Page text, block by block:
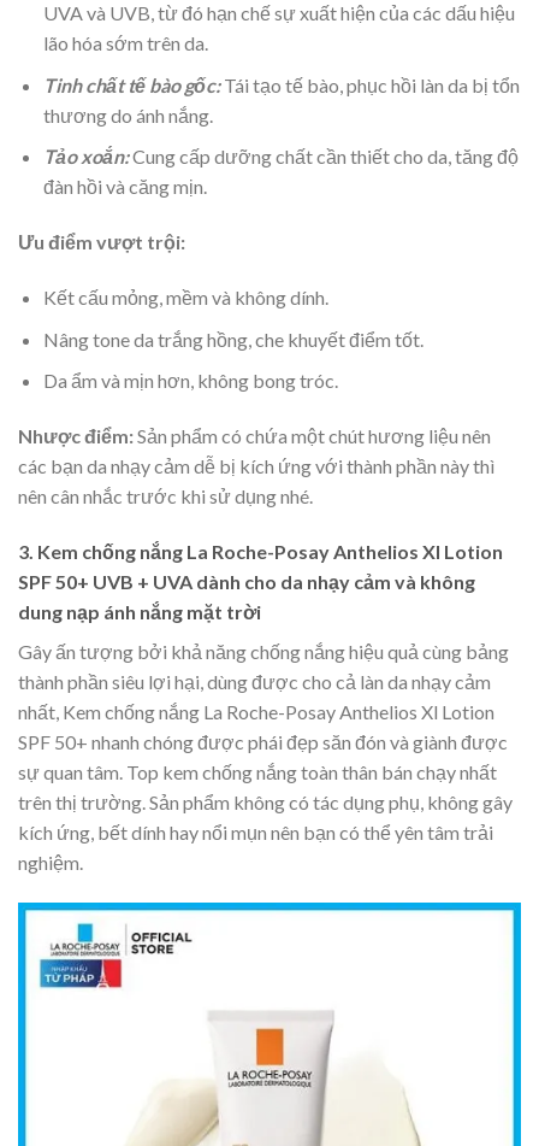
UVA và UVB, từ đó hạn chế sự xuất hiện của các dấu hiệu
lão hóa sớm trên da.
Tinh chất tế bào gốc:Tái tạo tế bào, phục hồi làn da bị tổn
thương do ánh nắng.
Tảo xoắn:Cung cấp dưỡng chất cần thiết cho da, tăng độ
đàn hồi và căng mịn.
Ưu điểm vượt trội:
Kết cấu mỏng, mềm và không dính.
Nâng tone da trắng hồng, che khuyết điểm tốt.
Da ẩm và mịn hơn, không bong tróc.
Nhược điểm:Sản phẩm có chứa một chút hương liệu nên
các bạn da nhạy cảm dễ bị kích ứng với thành phần này thì
nên cân nhắc trước khi sử dụng nhé.
3. Kem chống nắng La Roche-Posay Anthelios Xl Lotion
SPF 50+ UVB + UVA dành cho da nhạy cảm và không
dung nạp ánh nắng mặt trời
Gây ấn tượng bởi khả năng chống nắng hiệu quả cùng bảng
thành phần siêu lợi hại, dùng được cho cả làn da nhạy cảm
nhất, Kem chống nắng La Roche-Posay Anthelios Xl Lotion
SPF 50+ nhanh chóng được phái đẹp săn đón và giành được
sự quan tâm. Top kem chống nắng toàn thân bán chạy nhất
trên thị trường. Sản phẩm không có tác dụng phụ, không gây
kích ứng, bết dính hay nổi mụn nên bạn có thể yên tâm trải
nghiệm.